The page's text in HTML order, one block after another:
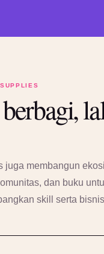
juga membangun
dan buku
skill serta